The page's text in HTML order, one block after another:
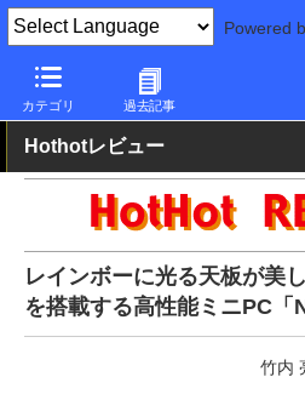
Powered
カテゴリ 過去記事
PC Watch パソコン/タブレット/ス
Hothotレビュー
レインボーに光る天板が美
を搭載する高性能ミニPC「
竹内